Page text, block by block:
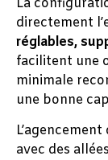
La
directement
réglables,
facilitent une
minimale
une bonne
avec des